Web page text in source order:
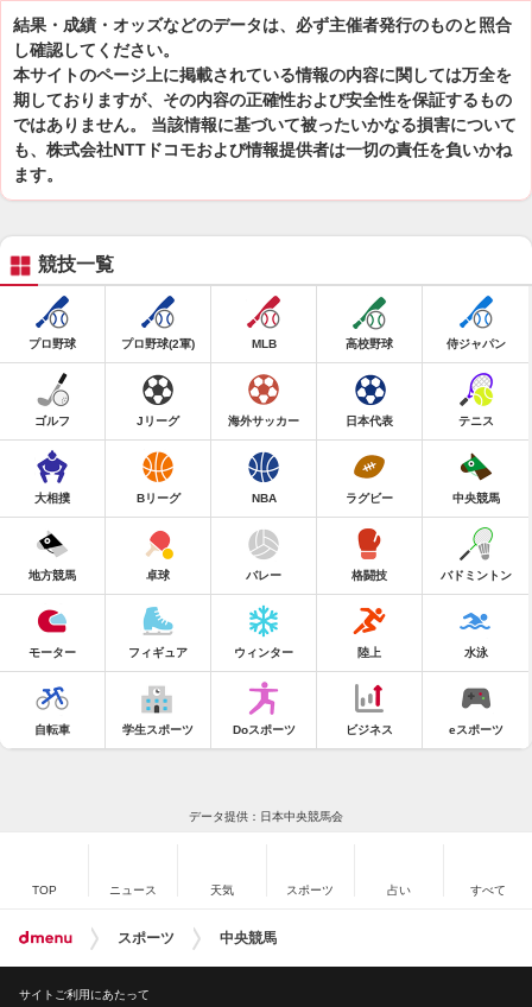
結果・成績・オッズなどのデータは、必ず主催者発行のものと照合
し確認してください。
本サイトのページ上に掲載されている情報の内容に関しては万全を
期しておりますが、その内容の正確性および安全性を保証するもの
ではありません。 当該情報に基づいて被ったいかなる損害について
も、株式会社NTTドコモおよび情報提供者は一切の責任を負いかね
ます。
競技一覧
プロ野球 プロ野球(2軍) MLB 高校野球 侍ジャパン
ゴルフ Jリーグ 海外サッカー 日本代表 テニス
大相撲 Bリーグ NBA ラグビー 中央競馬
地方競馬 卓球 バレー 格闘技 バドミントン
モーター フィギュア ウィンター 陸上 水泳
自転車 学生スポーツ Doスポーツ ビジネス eスポーツ
データ提供：日本中央競馬会
TOP ニュース 天気 スポーツ 占い すべて
スポーツ 中央競馬
サイトご利用にあたって